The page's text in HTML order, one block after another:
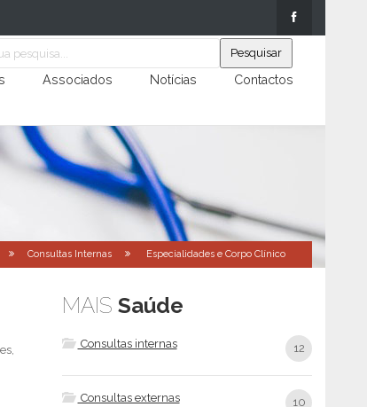
Associados Notícias Contactos
Consultas Internas Especialidades e Corpo Clínico
MAIS Saúde
Consultas internas 12
Consultas externas 10